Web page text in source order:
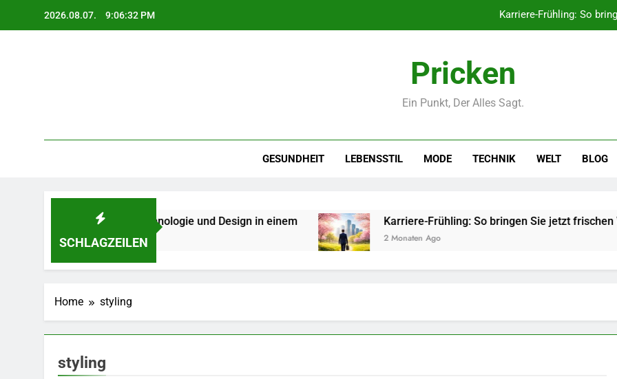
2026.08.07. 9:06:33 PM Karriere-Frühling: So
Selbstversorger-Glück:
Polnischer Hersteller von Socken –
Networking-Strategien: Wie
Pricken
Ein Punkt, Der Alles Sagt.
GESUNDHEIT LEBENSSTIL MODE TECHNIK WELT BLOG
SCHLAGZEILEN
– Qualität, Technologie und Design in einem Karriere-Frühling: So bringen Sie jetzt frischen Wind in
2 Monaten Ago
Home styling
styling